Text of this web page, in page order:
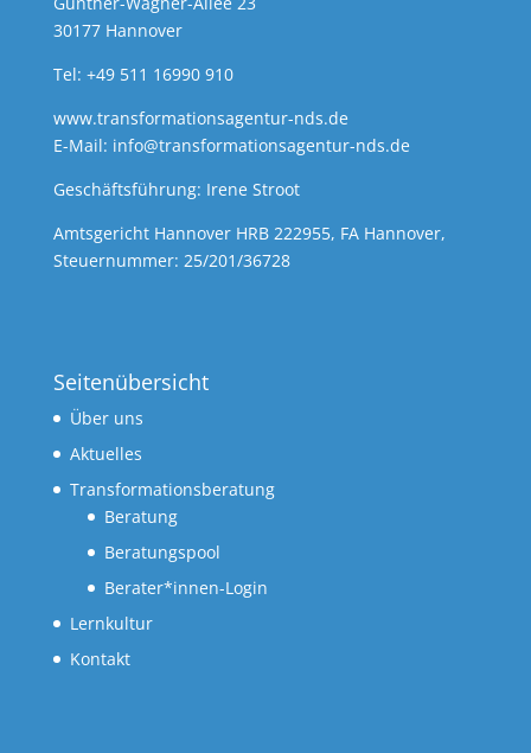
30177 Hannover
Tel: +49 511 16990 910
www.transformationsagentur-nds.de
E-Mail: info@transformationsagentur-nds.de
Geschäftsführung: Irene Stroot
Amtsgericht Hannover HRB 222955, FA Hannover,
Steuernummer: 25/201/36728
Seitenübersicht
Über uns
Aktuelles
Transformationsberatung
Beratung
Beratungspool
Berater*innen-Login
Lernkultur
Kontakt